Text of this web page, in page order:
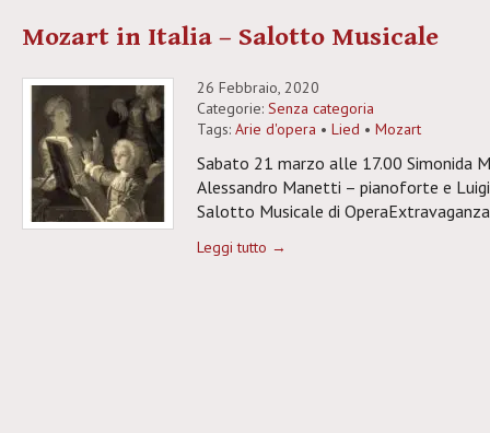
Mozart in Italia – Salotto Musicale
26 Febbraio, 2020
Categorie: Senza categoria
Tags: Arie d'opera • Lied • Mozart
Sabato 21 marzo alle 17.00 Simonida
Alessandro Manetti – pianoforte e
Salotto Musicale di
Leggi tutto →